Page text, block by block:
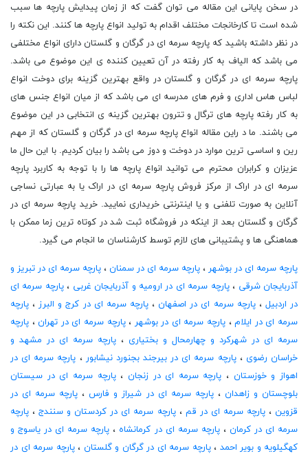
در سخن پایانی این مقاله می توان گفت که از زمان پیدایش پارچه ها سبب
شده است تا کارخانجات مختلف اقدام به تولید انواع پارچه ها کنند. این نکته را
در نظر داشته باشید که پارچه سرمه ای در گرگان و گلستان دارای انواع مختلفی
می باشد که الیاف به کار رفته در آن تعیین کننده ی این موضوع می باشد.
پارچه سرمه ای در گرگان و گلستان در واقع بهترین گزینه برای دوخت انواع
لباس هاس اداری و فرم های مدرسه ای می باشد که از میان انواع جنس های
به کار رفته پارچه های ترگال و تترون بهترین گزینه ی انتخابی در این موضوع
می باشند. ما د راین مقاله انواع پارچه سرمه ای در گرگان و گلستان که از مهم
رین و اساسی ترین موارد در دوخت و دوز می باشد را بیان کردیم. با این حال ما
عزیزان و کرابران محترم می توانید انواع پارچه ها را با توجه به کاربرد پارچه
سرمه ای در اراک از مرکز فروش پارچه سرمه ای در اراک یا به عبارتی نساجی
آنلاین به صورت تلفنی و یا اینترنتی خریداری نمایید. خرید پارچه سرمه ای در
گرگان و گلستان بعد از اینکه در فروشگاه ثبت شد در کوتاه ترین زما ممکن با
هماهنگی ها و پشتیبانی های لازم توسط کارشناسان ما انجام می گیرد.
پارچه سرمه ای در بوشهر ، پارچه سرمه ای در سمنان ، پارچه سرمه ای در تبریز و
آذربایجان شرقی ،پارچه سرمه ای در ارومیه و آذربایجان غربی ،پارچه سرمه ای
در اردبیل ،پارچه سرمه ای در اصفهان،پارچه سرمه ای در کرج و البرز ، پارچه
سرمه ای در ایلام، پارچه سرمه ای در بوشهر ،پارچه سرمه ای در تهران، پارچه
سرمه ای در شهرکرد و چهارمحال و بختیاری ، پارچه سرمه ای در مشهد و
خراسان رضوی ،پارچه سرمه ای در بیرجند بجنورد نیشابور ، پارچه سرمه ای در
اهواز و خوزستان ، پارچه سرمه ای در زنجان ،پارچه سرمه ای در سیستان
بلوچستان و زاهدان ،پارچه سرمه ای در شیراز و فارس، پارچه سرمه ای در
قزوین ،پارچه سرمه ای در قم ،پارچه سرمه ای در کردستان و سنندج، پارچه
سرمه ای در کرمان ،پارچه سرمه ای در کرمانشاه ، پارچه سرمه ای در یاسوج و
کهگیلویه و بویر احمد ،پارچه سرمه ای در گرگان و گلستان ،پارچه سرمه ای در